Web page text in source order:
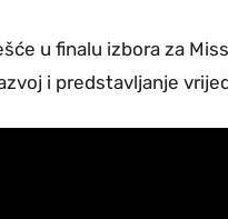
u finalu izbora za
i predstavljanje